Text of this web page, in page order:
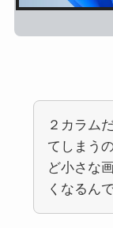
２カラム
てしまう
ど小さな
くなるん